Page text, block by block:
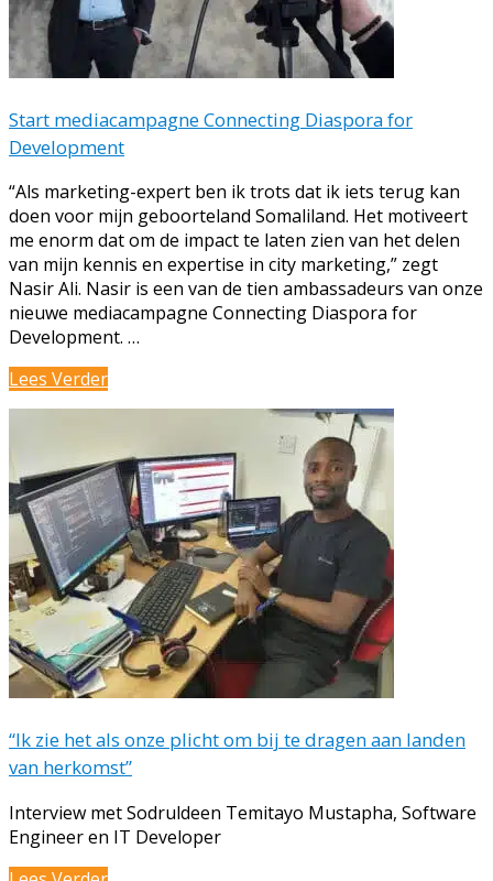
Start mediacampagne Connecting Diaspora for
Development
“Als marketing-expert ben ik trots dat ik iets terug kan
doen voor mijn geboorteland Somaliland. Het motiveert
me enorm dat om de impact te laten zien van het delen
van mijn kennis en expertise in city marketing,” zegt
Nasir Ali. Nasir is een van de tien ambassadeurs van onze
nieuwe mediacampagne Connecting Diaspora for
Development. …
Start
mediacampagne
for
Development
Lees Verder
“Ik zie het als onze plicht om bij te dragen aan landen
van herkomst”
Interview met Sodruldeen Temitayo Mustapha, Software
Engineer en IT Developer